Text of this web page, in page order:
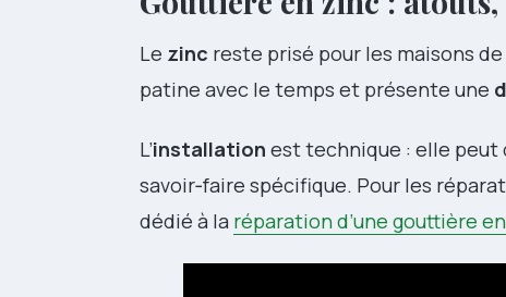
Le zinc reste prisé pour les maisons
patine avec le temps et présente une
L’installation est technique : elle peut
savoir‑faire spécifique. Pour les
dédié à la réparation d’une gouttière